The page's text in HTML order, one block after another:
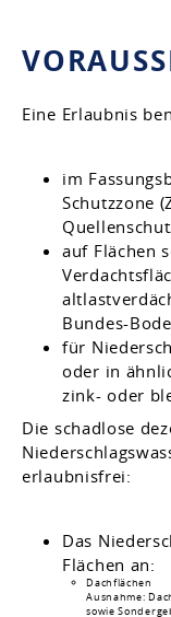
Eine Erlaubnis
im
Schutzzone
auf Flächen
Bundes-
für
oder in
zink- oder
Die schadlose
erlaubnisfrei:
Das
Flächen an:
Dachflächen
Ausnahme:
sowie